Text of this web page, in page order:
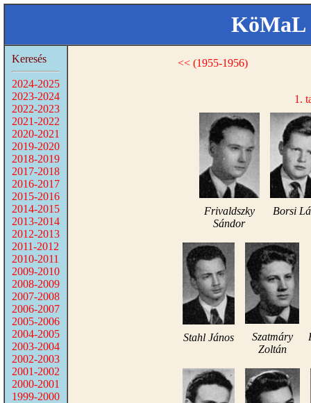
KöMaL
Keresés
2024-2025
2023-2024
2022-2023
2021-2022
2020-2021
2019-2020
2018-2019
2017-2018
2016-2017
2015-2016
2014-2015
2013-2014
2012-2013
2011-2012
2010-2011
2009-2010
2008-2009
2007-2008
2006-2007
2005-2006
2004-2005
2003-2004
2002-2003
2001-2002
2000-2001
1999-2000
<< (1955-1956)
1.
Frivaldszky
Sándor
Borsi
Stahl János
Szatmáry
Zoltán